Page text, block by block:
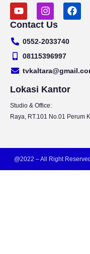
Y
o
u
u
b
I
n
s
a
g
a
m
F
a
k
Contact Us
0552-2033740
08115396997
Lokasi Kantor
Studio &
Raya, RT.101 No.01 Perum
@2022 – All Right